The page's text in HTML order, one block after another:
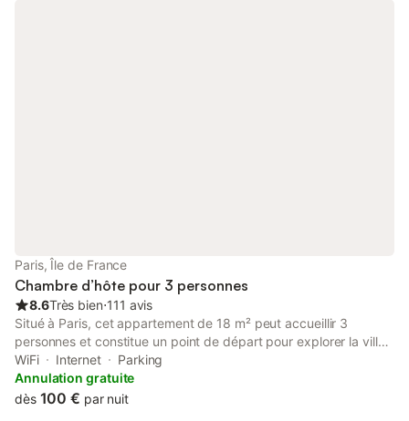
Paris, Île de France
Chambre d’hôte pour 3 personnes
8.6Très bien⋅111 avis
Situé à Paris, cet appartement de 18 m² peut accueillir 3
personnes et constitue un point de départ pour explorer la ville.
La propriété se trouve à 400 m de la Porte de Bagnolet et à
800 m du centre-ville, tandis que la gare et les transports en
commun sont accessibles à 400 m. L'intérieur comprend 1
WiFi Internet
Parking
Annulation gratuite
dès 100 € par nuit